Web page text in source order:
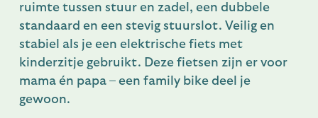
ruimte tussen stuur en zadel, een dubbele
standaard en een stevig stuurslot. Veilig en
stabiel als je een elektrische fiets met
kinderzitje gebruikt. Deze fietsen zijn er voor
mama én papa – een family bike deel je
gewoon.